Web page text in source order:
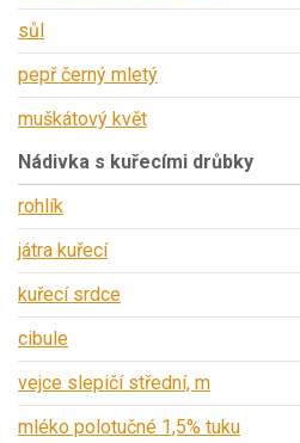
sůl
pepř černý mletý
muškátový květ
Nádivka s kuřecími drůbky
rohlík
játra kuřecí
kuřecí srdce
cibule
vejce slepičí střední, m
mléko polotučné 1,5% tuku